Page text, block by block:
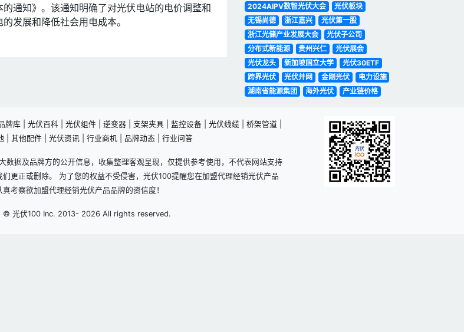
通知》。该通知明确了对光伏电站的电价调整和
发展和降低社会用电成本。
2024AIPV数智光伏大会
光伏板块
无锡尚德
浙江嘉兴
光伏第一股
浙江光储产业发展大会
光伏子公司
分布式新能源
贵州兴仁
光伏展会
光伏龙头
新加坡国立大学
光伏30ETF
跨界光伏
光伏并网 金刚光伏
电力设施
湖南省能源集团
海外光伏 产业链价格
牌库| 光伏百科| 光伏组件| 逆变器| 支架夹具| 监控设备| 光伏线缆 桥架管道
| 其他配件| 光伏资讯| 行业商机| 品牌动态| 行业问答
数据及品牌方的公开信息，收集整理客观呈现，仅提供参考使用，不代表网站支持
更正或删除。 为了您的权益不受侵害，光伏100提醒您在加盟代理经销光伏产品
真考察欲加盟代理经销光伏产品品牌的资信度！
© 光伏100 Inc. 2013- 2026 All rights reserved.